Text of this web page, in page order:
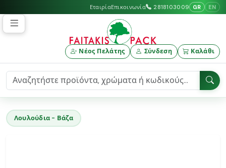
ΕταιρίαΕπικοινωνία 2818103009 GR EN
Νέος Πελάτης Σύνδεση Καλάθι
Λουλούδια - Βάζα